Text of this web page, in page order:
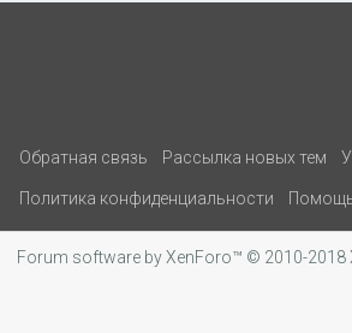
Обратная связь Рассылка новых тем
Политика конфиденциальности
Forum software by XenForo™ © 2010-2018